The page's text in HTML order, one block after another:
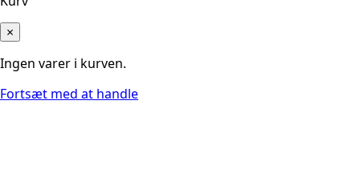
×
Ingen varer i kurven.
Fortsæt med at handle